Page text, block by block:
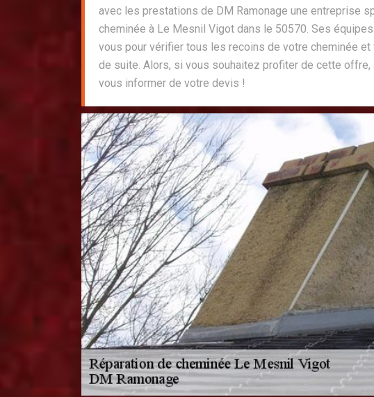
avec les prestations de DM Ramonage une entreprise
cheminée à Le Mesnil Vigot dans le 50570. Ses
vous pour vérifier tous les recoins de votre cheminée
de suite. Alors, si vous souhaitez profiter de cette offre,
vous informer de votre devis !